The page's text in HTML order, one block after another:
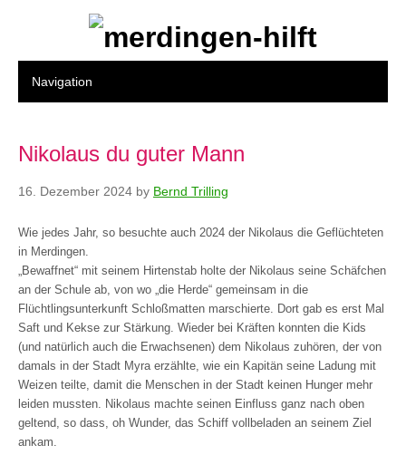
Nikolaus du guter Mann
16. Dezember 2024 by Bernd Trilling
Wie jedes Jahr, so besuchte auch 2024 der Nikolaus die Geflüchteten
in Merdingen.
„Bewaffnet“ mit seinem Hirtenstab holte der Nikolaus seine Schäfchen
an der Schule ab, von wo „die Herde“ gemeinsam in die
Flüchtlingsunterkunft Schloßmatten marschierte. Dort gab es erst Mal
Saft und Kekse zur Stärkung. Wieder bei Kräften konnten die Kids
(und natürlich auch die Erwachsenen) dem Nikolaus zuhören, der von
damals in der Stadt Myra erzählte, wie ein Kapitän seine Ladung mit
Weizen teilte, damit die Menschen in der Stadt keinen Hunger mehr
leiden mussten. Nikolaus machte seinen Einfluss ganz nach oben
geltend, so dass, oh Wunder, das Schiff vollbeladen an seinem Ziel
ankam.